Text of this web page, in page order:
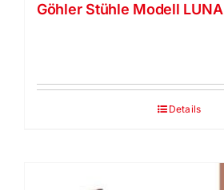
Göhler Stühle Modell LUNA
Details